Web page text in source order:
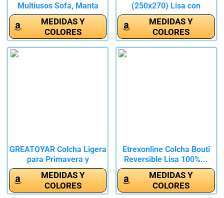
Multiusos Sofa, Manta
Foulard,...
MEDIDAS Y
COLORES
(250x270) Lisa con
Diseño...
MEDIDAS Y
COLORES
GREATOYAR Colcha Ligera
para Primavera y
Verano,...
MEDIDAS Y
COLORES
Etrexonline Colcha Bouti
Reversible Lisa 100%...
MEDIDAS Y
COLORES